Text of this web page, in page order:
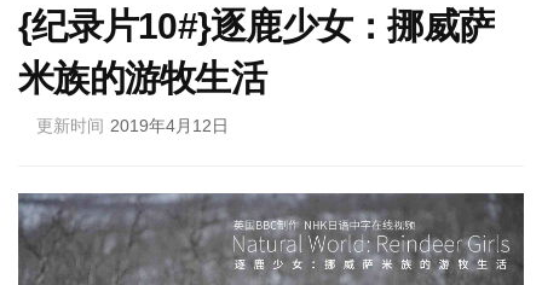
{纪录片10#}逐鹿少女：挪威萨
米族的游牧生活
更新时间 2019年4月12日